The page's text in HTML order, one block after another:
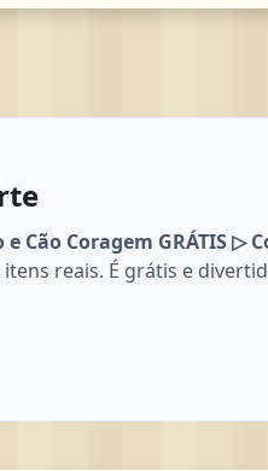
Cão Coragem GRÁTIS ▷
reais. É grátis e